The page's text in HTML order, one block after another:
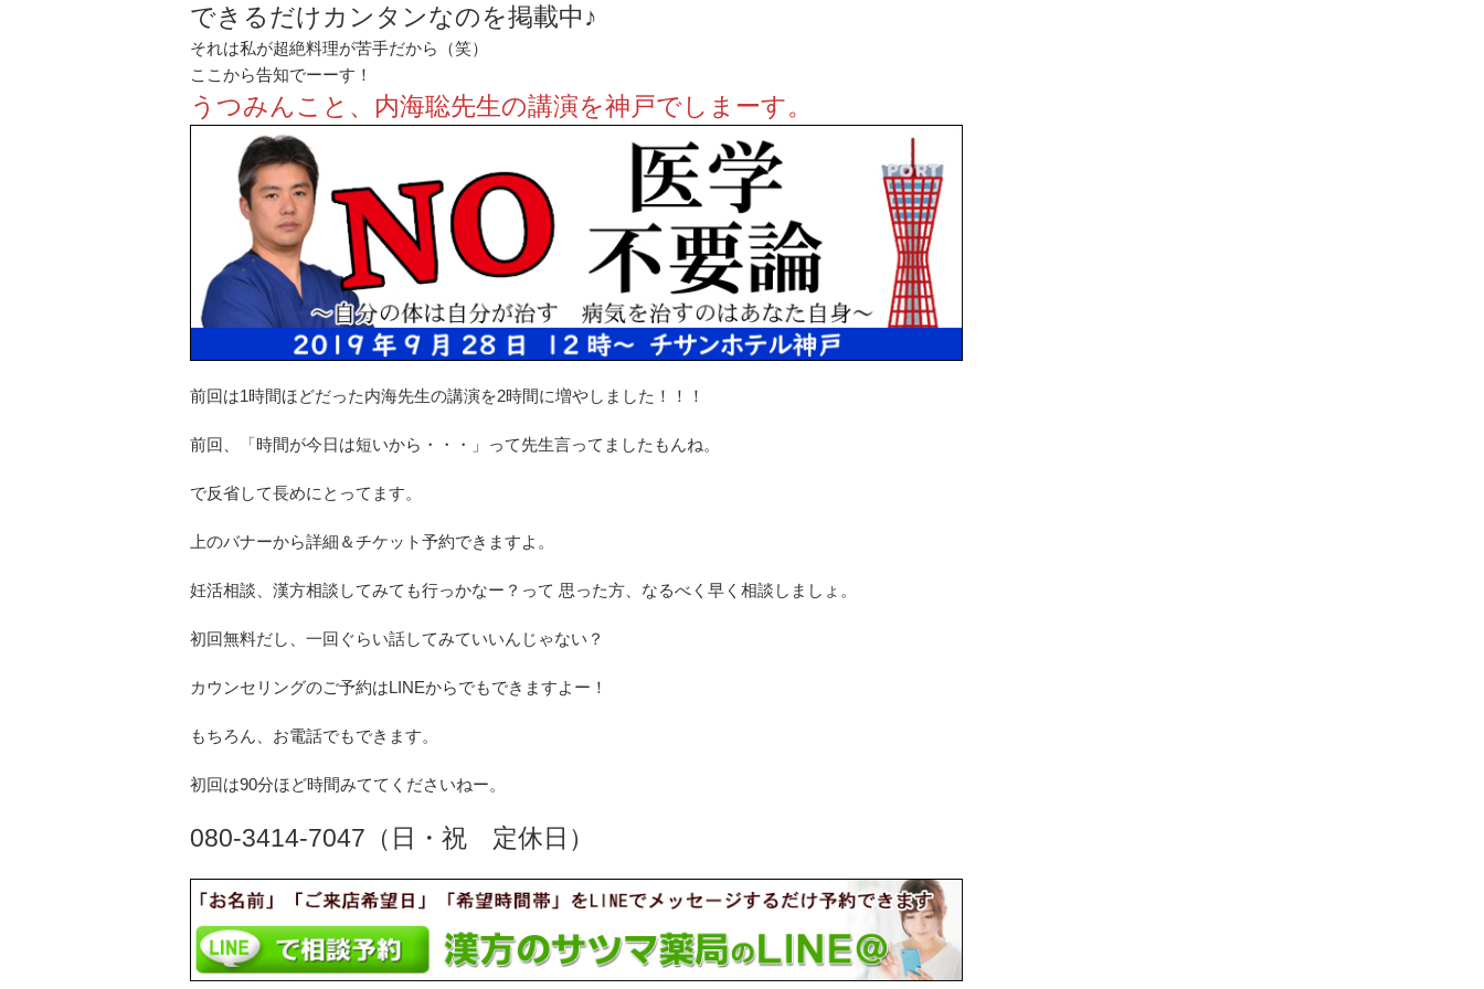
できるだけカンタンなのを掲載中♪
それは私が超絶料理が苦手だから（笑）
ここから告知でーーす！
うつみんこと、内海聡先生の講演を神戸でしまーす。
前回は1時間ほどだった内海先生の講演を2時間に増やしました！！！
前回、「時間が今日は短いから・・・」って先生言ってましたもんね。
で反省して長めにとってます。
上のバナーから詳細＆チケット予約できますよ。
妊活相談、漢方相談してみても行っかなー？って 思った方、なるべく早く相談しましょ。
初回無料だし、一回ぐらい話してみていいんじゃない？
カウンセリングのご予約はLINEからでもできますよー！
もちろん、お電話でもできます。
初回は90分ほど時間みててくださいねー。
080-3414-7047（日・祝 定休日）